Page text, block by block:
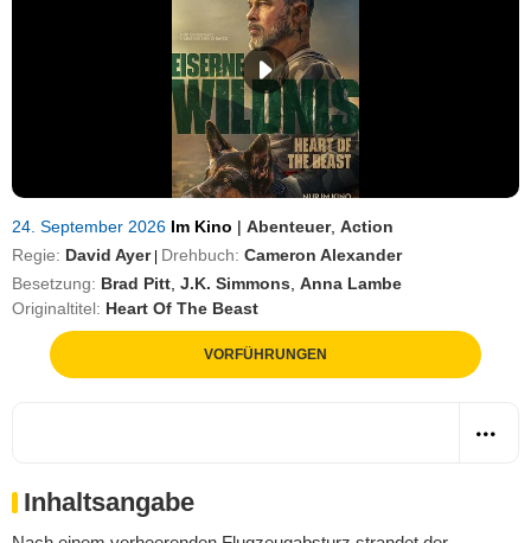
24. September 2026 Im Kino | Abenteuer, Action
Regie: David Ayer Drehbuch: Cameron Alexander
Besetzung: Brad Pitt J.K. Simmons Anna Lambe
Originaltitel: Heart Of The Beast
VORFÜHRUNGEN
Inhaltsangabe